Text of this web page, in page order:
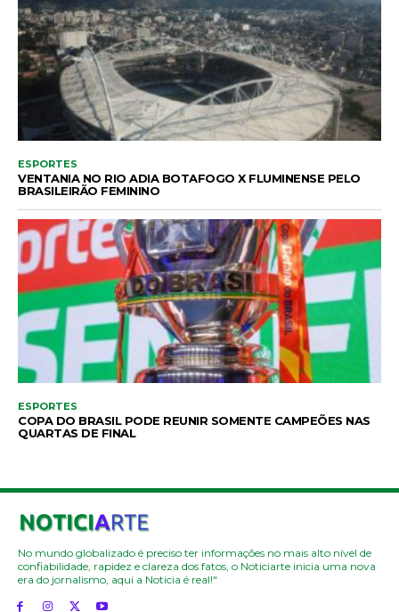
ESPORTES
VENTANIA NO RIO ADIA BOTAFOGO X FLUMINENSE PELO
BRASILEIRÃO FEMININO
ESPORTES
COPA DO BRASIL PODE REUNIR SOMENTE CAMPEÕES NAS
QUARTAS DE FINAL
No mundo globalizado é preciso ter informações no mais alto nível de
confiabilidade, rapidez e clareza dos fatos, o Noticiarte inicia uma nova
era do jornalismo, aqui a Noticia é real!"